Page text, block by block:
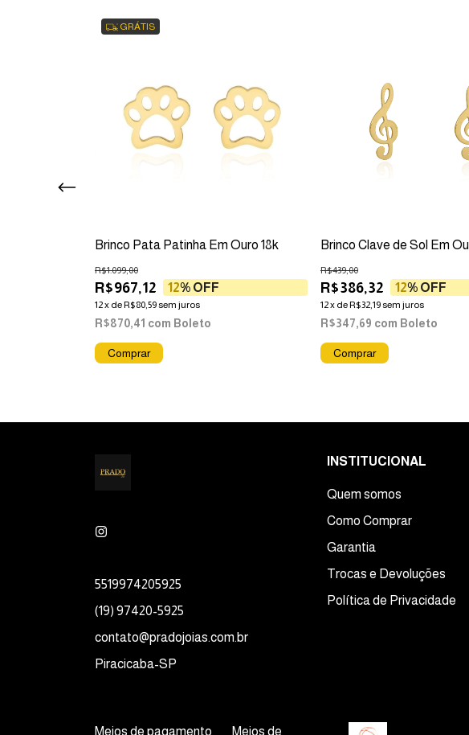
GRÁTIS
Brinco Pata Patinha Em Ouro 18k
R$967,12
R$1.099,00
12% OFF
12x deR$80,59sem juros
R$870,41 com Boleto
Brinco Clave de Sol Em
R$386,32
R$439,00
12% OFF
12x deR$32,19sem juros
R$347,69 com Boleto
5519974205925
(19) 97420-5925
contato@pradojoias.com.br
Piracicaba-SP
INSTITUCIONAL
Quem somos
Como Comprar
Garantia
Trocas e Devoluções
Política de Privacidade
Meios de pagamento Meios de